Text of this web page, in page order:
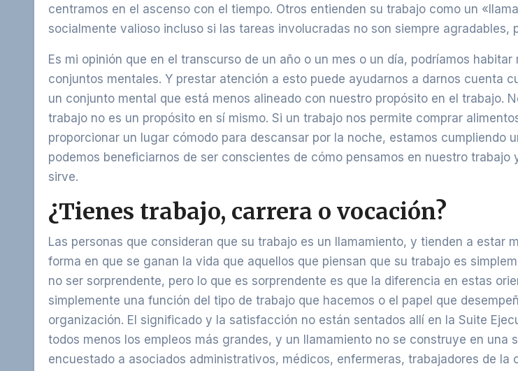
centramos en el ascenso con el tiempo. Otros entienden su trabajo como un
socialmente valioso incluso si las tareas involucradas no son siempre agradables,
Es mi opinión que en el transcurso de un año o un mes o un día, podríamos habitar
conjuntos mentales. Y prestar atención a esto puede ayudarnos a darnos cuenta
un conjunto mental que está menos alineado con nuestro propósito en el trabajo.
trabajo no es un propósito en sí mismo. Si un trabajo nos permite comprar
proporcionar un lugar cómodo para descansar por la noche, estamos cumpliendo
podemos beneficiarnos de ser conscientes de cómo pensamos en nuestro trabajo
sirve.
¿Tienes trabajo, carrera o vocación?
Las personas que consideran que su trabajo es un llamamiento, y tienden a estar
forma en que se ganan la vida que aquellos que piensan que su trabajo es
no ser sorprendente, pero lo que es sorprendente es que la diferencia en estas
simplemente una función del tipo de trabajo que hacemos o el papel que
organización. El significado y la satisfacción no están sentados allí en la Suite
todos menos los empleos más grandes, y un llamamiento no se construye en una
encuestado a asociados administrativos, médicos, enfermeras, trabajadores de la